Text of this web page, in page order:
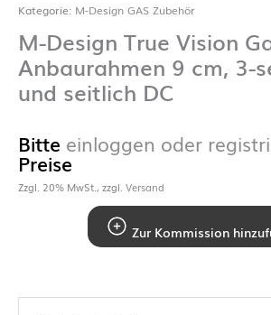
Kategorie: M-Design GAS Zubehör
M-Design True Vision
Anbaurahmen 9 cm, 3-
und seitlich DC
Bitte einloggen oder
Preise
Zzgl. 20% MwSt., zzgl. Versand
Zur Kommission